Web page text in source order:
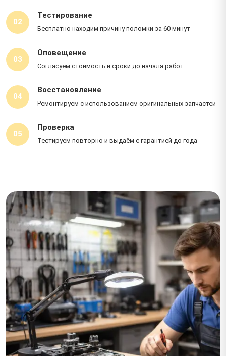
02
Тестирование
Бесплатно находим причину поломки за 60 минут
03
Оповещение
Согласуем стоимость и сроки до начала работ
04
Восстановление
Ремонтируем с использованием оригинальных запчастей
05
Проверка
Тестируем повторно и выдаём с гарантией до года